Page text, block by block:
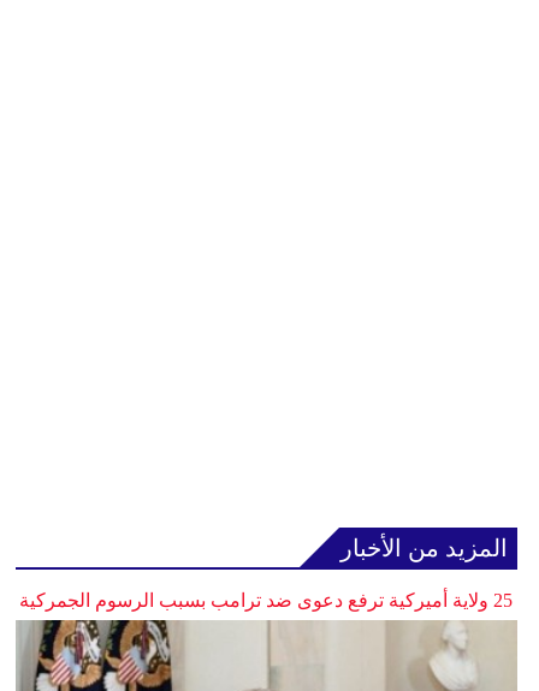
المزيد من الأخبار
25 ولاية أميركية ترفع دعوى ضد ترامب بسبب الرسوم الجمركية